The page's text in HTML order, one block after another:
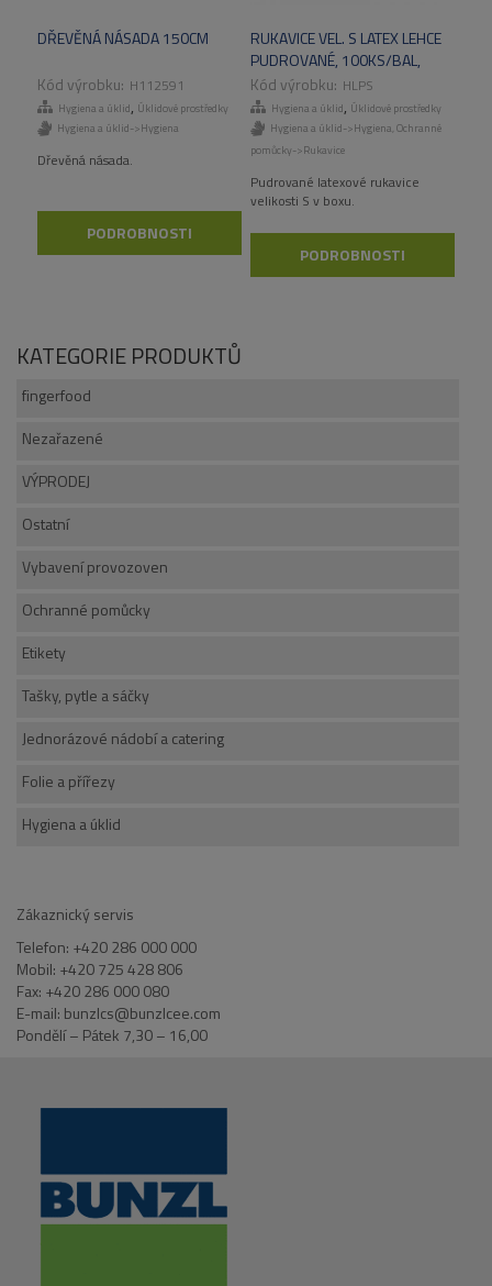
DŘEVĚNÁ NÁSADA 150CM
H112591
Hygiena a úklid, Úklidové prostředky
Hygiena a úklid->Hygiena
Dřevěná násada.
PODROBNOSTI
RUKAVICE VEL. S LATEX LEHCE
PUDROVANÉ, 100KS/BAL,
1000KS/KARTHLPS
Hygiena a úklid, Úklidové prostředky
Hygiena a úklid->Hygiena Ochranné
pomůcky->Rukavice
Pudrované latexové rukavice
velikosti S v boxu.
PODROBNOSTI
KATEGORIE PRODUKTŮ
fingerfood
Nezařazené
VÝPRODEJ
Ostatní
Vybavení provozoven
Ochranné pomůcky
Etikety
Tašky, pytle a sáčky
Jednorázové nádobí a catering
Folie a přířezy
Hygiena a úklid
Zákaznický servis
Telefon: +420 286 000 000
Mobil: +420 725 428 806
Fax: +420 286 000 080
E-mail: bunzlcs@bunzlcee.com
Pondělí – Pátek 7,30 – 16,00